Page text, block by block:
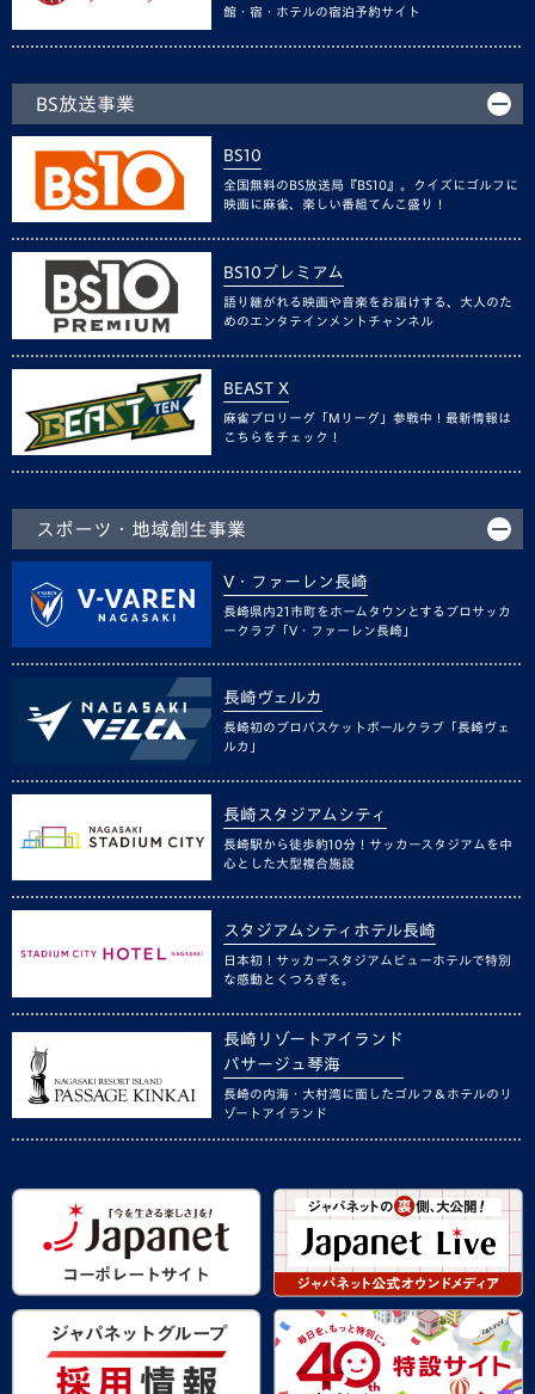
館・宿・ホテルの宿泊予約サイト
BS放送事業
BS10
全国無料のBS放送局『BS10』。クイズにゴルフに
映画に麻雀、楽しい番組てんこ盛り！
BS10プレミアム
語り継がれる映画や音楽をお届けする、大人のた
めのエンタテインメントチャンネル
BEAST X
麻雀プロリーグ「Mリーグ」参戦中！最新情報は
こちらをチェック！
スポーツ・地域創生事業
V・ファーレン長崎
長崎県内21市町をホームタウンとするプロサッカ
ークラブ「V・ファーレン長崎」
長崎ヴェルカ
長崎初のプロバスケットボールクラブ「長崎ヴェ
ルカ」
長崎スタジアムシティ
長崎駅から徒歩約10分！サッカースタジアムを中
心とした大型複合施設
スタジアムシティホテル長崎
日本初！サッカースタジアムビューホテルで特別
な感動とくつろぎを。
長崎リゾートアイランド
パサージュ琴海
長崎の内海・大村湾に面したゴルフ＆ホテルのリ
ゾートアイランド